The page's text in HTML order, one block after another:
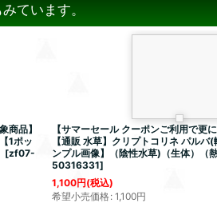
ています。
商品】
1ポッ
[zf07-
【サマーセール クーポンご利用で更
【通販 水草】クリプトコリネ パルバ
ンプル画像】（陰性水草)（生体）（熱
50316331]
1,100円(税込)
希望小売価格: 1,100円